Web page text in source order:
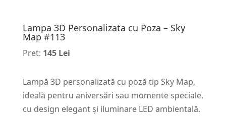
Lampa 3D Personalizata cu Poza – Sky
Map #113
Pret: 145 Lei
Lampă 3D personalizată cu poză tip Sky Map,
ideală pentru aniversări sau momente speciale,
cu design elegant și iluminare LED ambientală.